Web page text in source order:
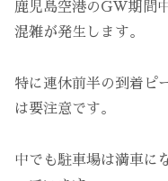
鹿児島空港のGW期間
混雑が発生します。
特に連休前半の到着ピ
は要注意です。
中でも駐車場は満車に